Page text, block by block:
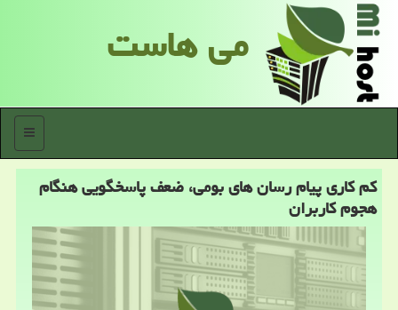
می هاست
منو
كم كاری پیام رسان های بومی، ضعف پاسخگویی هنگام
هجوم كاربران